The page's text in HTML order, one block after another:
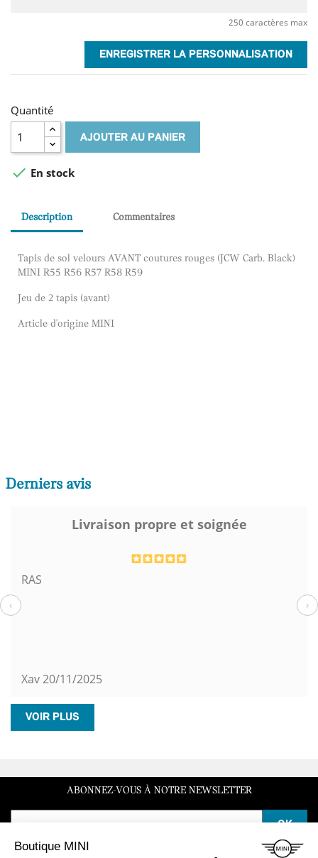
250 caractères max
ENREGISTRER LA PERSONNALISATION
Quantité
AJOUTER AU PANIER
 En stock
Description Commentaires
Tapis de sol velours AVANT coutures rouges (JCW Carb. Black)
MINI R55 R56 R57 R58 R59
Jeu de 2 tapis (avant)
Article d'origine MINI
Derniers avis
Livraison propre et soignée
RAS
Xav20/11/2025
‹ ›
VOIR PLUS
ABONNEZ-VOUS À NOTRE NEWSLETTER